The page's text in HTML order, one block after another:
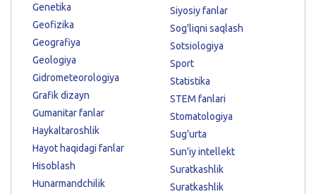
Genetika
Geofizika
Geografiya
Geologiya
Gidrometeorologiya
Grafik dizayn
Gumanitar fanlar
Haykaltaroshlik
Hayot haqidagi fanlar
Hisoblash
Hunarmandchilik
Siyosiy fanlar
Sog'liqni saqlash
Sotsiologiya
Sport
Statistika
STEM fanlari
Stomatologiya
Sug'urta
Sun'iy intellekt
Suratkashlik
Suratkashlik